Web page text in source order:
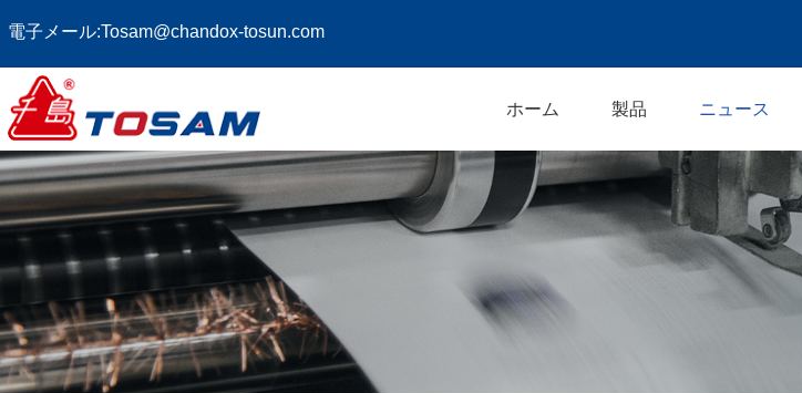
電子メール:Tosam@chandox-tosun.com
ホーム 製品 ニュース